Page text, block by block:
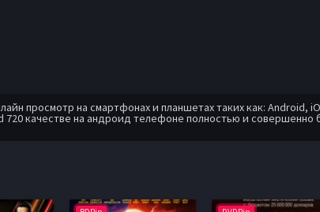
просмотр на смартфонах и планшетах таких как: Android,
720 качестве на андроид телефоне полностью и совершенно